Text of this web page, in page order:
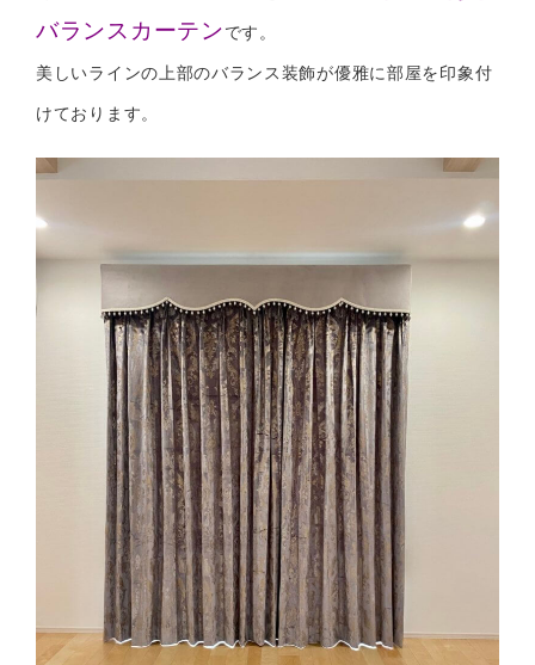
バランスカーテンです。
美しいラインの上部のバランス装飾が優雅に部屋を印象付
けております。